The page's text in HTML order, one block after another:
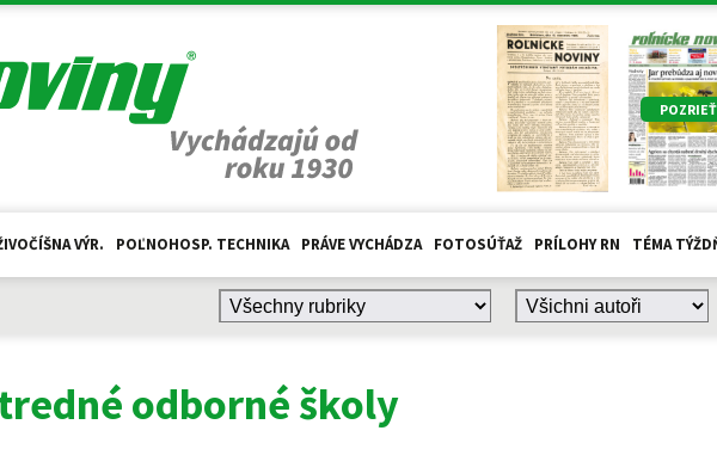
POZRIEŤ
VÝR. POĽNOHOSP. TECHNIKA PRÁVE VYCHÁDZA FOTOSÚŤAŽ PRÍLOHY RN TÉMA
odborné školy